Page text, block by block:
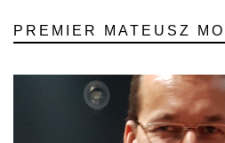
PREMIER MATEUSZ